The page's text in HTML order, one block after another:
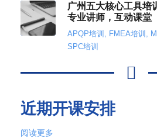
广州五大核心工具培
专业讲师，互动课堂
APQP培训 FMEA培训
SPC培训
近期开课安排
阅读更多